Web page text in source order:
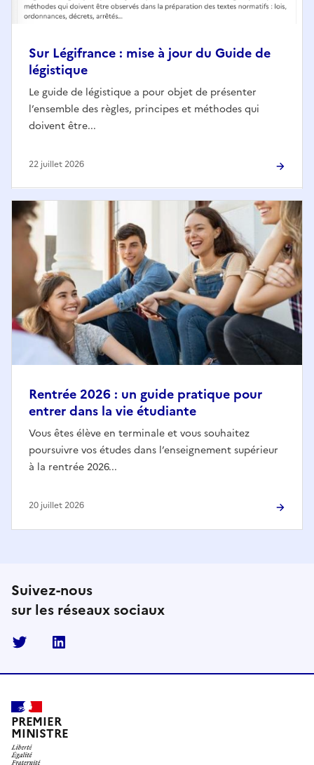
Sur Légifrance : mise à jour du Guide de
légistique
Le guide de légistique a pour objet de présenter
l’ensemble des règles, principes et méthodes qui
doivent être...
22 juillet 2026
Rentrée 2026 : un guide pratique pour
entrer dans la vie étudiante
Vous êtes élève en terminale et vous souhaitez
poursuivre vos études dans l’enseignement supérieur
à la rentrée 2026...
20 juillet 2026
Suivez-nous
sur les réseaux sociaux
Twitter
PREMIER
MINISTRE